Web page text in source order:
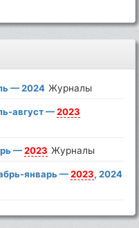
— 2024 Журналы
август —2023
—2023 Журналы
январь —2023, 2024